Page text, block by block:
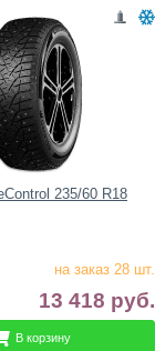
235/60 R18
на заказ 28 шт.
13 418 руб.
В корзину